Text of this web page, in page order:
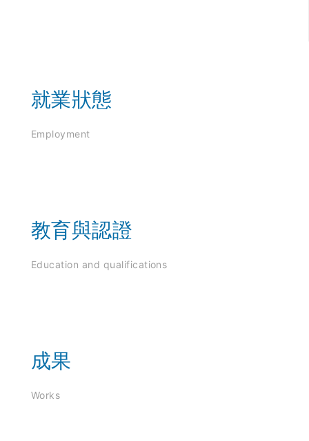
就業狀態
Employment
教育與認證
Education and qualifications
成果
Works